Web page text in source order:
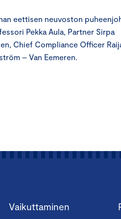
eettisen neuvoston
Pekka Aula, Partner Sirpa
Chief Compliance Officer
– Van Eemeren.
Vaikuttaminen